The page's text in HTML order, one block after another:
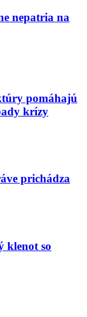
nepatria na
pomáhajú
krízy
prichádza
klenot so